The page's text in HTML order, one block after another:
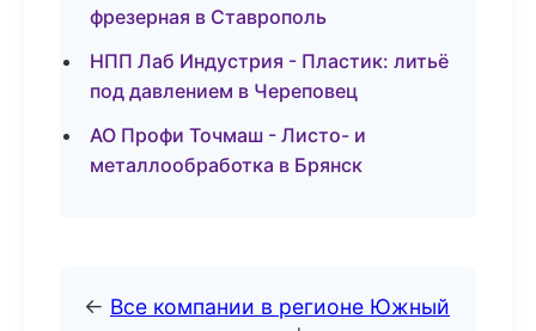
фрезерная в Ставрополь
НПП Лаб Индустрия - Пластик: литьё
под давлением в Череповец
АО Профи Точмаш - Листо- и
металлообработка в Брянск
← Все компании в регионе Южный